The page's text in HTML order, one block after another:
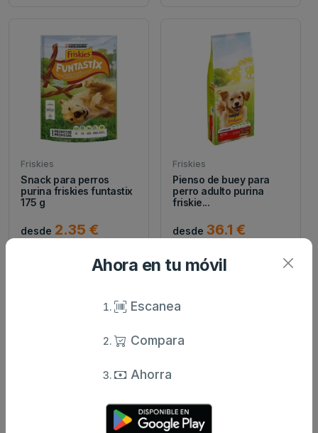
Friskies
Snack para perros
purina friskies funtastix
175 g
desde 2.35 €
Friskies
Pienso de buey para
perro adulto purina
friskie...
desde 36.1 €
Pienso de pollo para
Friskies
Pienso de aves y
Ahora en tu móvil
Escanea
Compara
Ahorra